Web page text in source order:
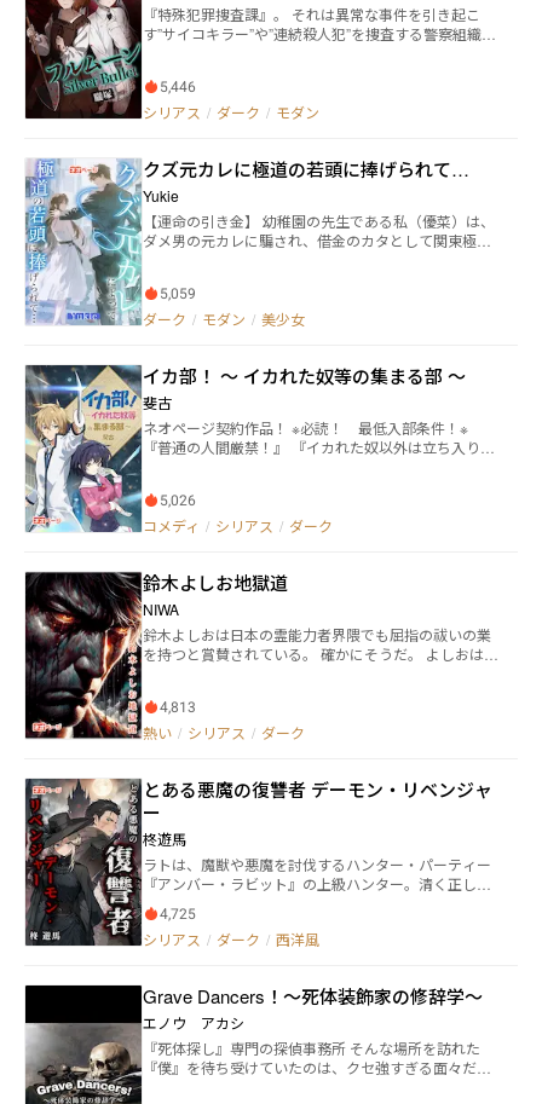
『特殊犯罪捜査課』。 それは異常な事件を引き起こ
す”サイコキラー”や”連続殺人犯”を捜査する警察組織だ
人々に牙をむける。 拳銃使いの少年・牙口令谷(きばぐ
ち れいや)は彼らを”狼男”と呼ぶ。 令谷はある時、黒
常な殺人犯達と戦う、少年少女の物語。 ※本作品には
グロテスクな描写が数多く入っております。苦手な方
はご注意ください。 残酷なだけでなく人間の繊細な感
情を表現していきたいと思っています。
5,446
シリアス / ダーク / モダン
​クズ元カレに極道の若頭に捧げられて…
Yukie
【運命の引き金】​​ 幼稚園の先生である私（優菜）は、
ダメ男の元カレに騙され、借金のカタとして関東極道
宣言通り、私は豪華なマンションに監禁され、夜ごと
彼の残忍な愛に屈辱を味わわされた。 ​​【覚悟の逃避
でただ一人、新たな命を育む決意をした。 ​​【狂気のプ
ロポーズ】​​ 私の失踪は、彼を正気失わせた。関東中を
手当たり次品に探し回り、組織の反対も顧みず、つい
に私を見つけ出した彼は、血まみれになりながらも、
これまで見たことのない渇望と絶望の眼差しで言っ
5,059
ダーク / モダン / 美少女
イカ部！ 〜 イカれた奴等の集まる部 〜
斐古
ネオページ契約作品！ ※必読！ 最低入部条件！※
『普通の人間厳禁！』 『イカれた奴以外は立ち入り禁
辻優心（うつじ ゆうしん）は、私立『縁城（よりし
ろ）学園』に通う高校二年生。 ある特異体質に悩ま
あった。 一年前、幼なじみである来栖桔梗（くる
す ききょう）と、桔梗の実兄である猫山千里（ねこ
やま せんり）と共に立ち上げた部活動――――その名は
『イカれた奴等の集まる部』、通称：『イカ部』。
それからというもの、部活内で唯一の常識人である優
ないだろう……」と諦めていた優心の元に、新入生で
ある瀬辺涼星（せいべ りょうせい）がまさかの訪
問！ 必死に思いとどまるよう説得する優心の頑張り
入部と言っても、新たな被害者が増えてしまったこと
に対し、胃を痛めては頭を悩ます優心。それでも無慈
悲に時間は経ち、いよいよ涼星を入れた部活動が始ま
る。 『イカ部』の部活動時間……それは、夜の学校!!
通常、夜間に学園に入ることは固く禁じられている
縁城学園。この学園には、とある秘密があった。 そ
れは妖怪、幽霊などの魑魅魍魎がはびこり、異界へと
繋がる特殊な地。それを監視・管理するのが、『イカ
部』が存在する本当の目的と意味であった。 そして
力を持っていて……。 今夜も普段通り、学園内を見
回って部活終了……のはずだった。が、予想外の事件
が彼らを襲う――――!! 夜の学校を舞台に繰り広げられる
『部活動』 × 『怪異』のコメディホラーな現代ダーク
ファンタジー!! そこの気になるアナタも！ さぁ、
5,026
コメディ / シリアス / ダーク
鈴木よしお地獄道
NIWA
鈴木よしおは日本の霊能力者界隈でも屈指の祓いの業
を持つと賞賛されている。 確かにそうだ。 よしおはこ
こそが彼の除霊の根源である。 そして彼が怒りを忘れ
る事は決してない。 なぜなら彼の元妻は既に浮気相手
――憎い、憎い、憎い ――愛していた元妻が、信頼し
ていた元上司が ――そしてなによりも愛と信頼を不変
のものだと盲目に信じ込んで、それらを磨き上げる事
を怠った自分自身が 熱した泥のような怒りの源泉は、
よしおに膨大な霊力を与えるだろう。 その力を以って
彼は悪霊を、怨霊を、死霊を、あるいは他の邪なる存
在を祓い続ける。
4,813
熱い / シリアス / ダーク
とある悪魔の復讐者 デーモン・リベンジャ
ー
柊遊馬
ラトは、魔獣や悪魔を討伐するハンター・パーティー
『アンバー・ラビット』の上級ハンター。清く正し
く、人々のヒーローでありたい――ハンターを英雄視
し、そうであろうとしたラトだったが、上級悪魔『暴
食』の討伐クエストに参加したことで、彼の人生は激
してしまう。悪魔になったことで、ハンターや聖教会
から狙われることになるラト＝暴食。だが、ラトが暴
食になったのは仕組まれたことだった。呪いによって
悪魔となってしまったラトは、真実を隠し、陰謀を巡
らす聖教会に復讐するため、姿を変え、独立傭兵ラト
4,725
シリアス / ダーク / 西洋風
Grave Dancers！～死体装飾家の修辞学～
エノウ アカシ
『死体探し』専門の探偵事務所 そんな場所を訪れた
『僕』を待ち受けていたのは、クセ強すぎる面々だっ